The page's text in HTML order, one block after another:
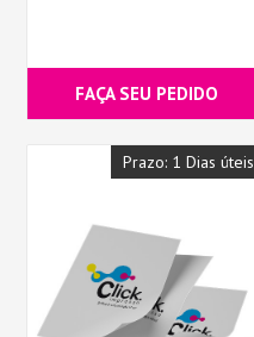
FAÇA SEU PEDIDO
Prazo: 1 Dias úteis